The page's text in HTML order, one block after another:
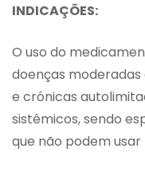
INDICAÇÕES:
O uso do
doenças moderadas
e crónicas
sistêmicos, sendo
que não podem